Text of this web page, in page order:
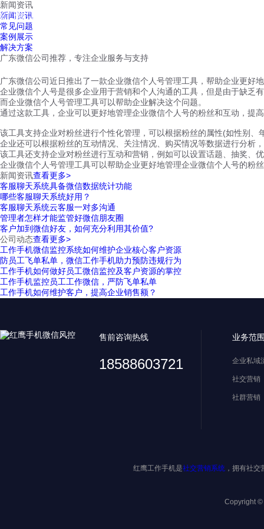
红鹰工作手机
新闻资讯
新闻资讯
常见问题
案例展示
解决方案
广东微信公司推荐，专注企业服务与支持
广东微信公司近日推出了一款企业微信个人号管理工具，帮助企业更好
企业微信个人号是很多企业用于营销和个人沟通的工具，但是由于缺乏
而企业微信个人号管理工具可以帮助企业解决这个问题。
通过这款工具，企业可以更好地管理企业微信个人号的粉丝和互动，提
该工具支持企业对粉丝进行个性化管理，可以根据粉丝的属性(如性别
企业还可以根据粉丝的互动情况、关注情况、购买情况等数据进行分析
该工具还支持企业对粉丝进行互动和营销，例如可以设置话题、抽奖、
企业微信个人号管理工具可以帮助企业更好地管理企业微信个人号的粉
新闻资讯查看更多>
客服聊天系统具备微信数据统计功能
哪些客服聊天系统好用？
客服聊天系统云客服一对多沟通
管理者怎样才能监管好微信朋友圈
客户加到微信好友，如何充分利用其价值?
公司动态查看更多>
工作手机微信监控系统如何维护企业核心客户资源
防员工飞单私单，微信工作手机助力预防违规行为
工作手机如何做好员工微信监控及客户资源的掌控
工作手机监控员工工作微信，严防飞单私单
工作手机如何维护客户，提高企业销售额？
售前咨询热线
18588603721
业务范
企业私域
社交营销
社群营销
红鹰工作手机是社交营销系统 ，拥有社
Copyright ©